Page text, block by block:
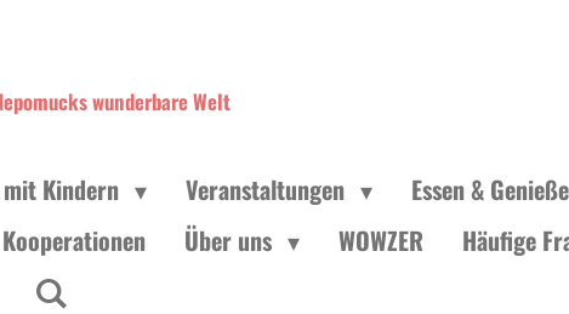
wunderbare Welt
Kindern Veranstaltungen
Essen &
Kooperationen Über uns WOWZER Häufige